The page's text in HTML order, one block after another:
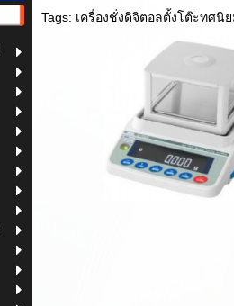
Tags: เครื่องชั่งดิจิตอลตั้งโต๊ะทศนิ